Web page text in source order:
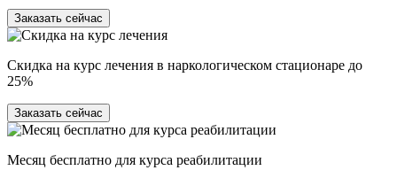
Заказать сейчас
Скидка на курс лечения в наркологическом стационаре до
25%
Заказать сейчас
Месяц бесплатно для курса реабилитации